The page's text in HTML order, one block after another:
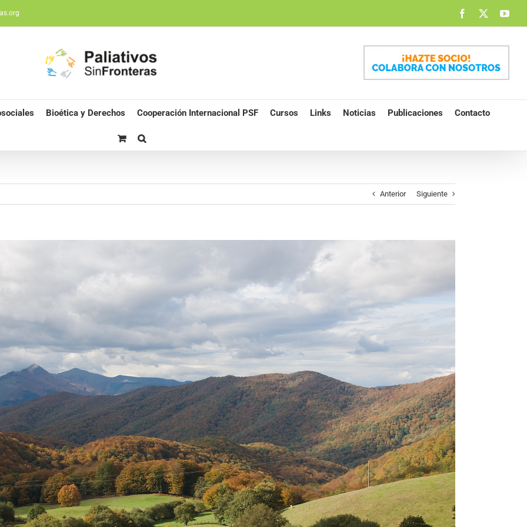
Facebook
Bioética y Derechos Cooperación Internacional PSF Cursos Links Noticias Publicaciones Contacto
Anterior Siguiente